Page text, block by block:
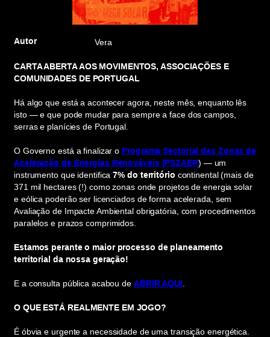
Autor Vera
CARTA ABERTA AOS MOVIMENTOS, ASSOCIAÇÕES E
COMUNIDADES DE PORTUGAL
Há algo que está a acontecer agora, neste mês, enquanto lês
isto — e que pode mudar para sempre a face dos campos,
serras e planícies de Portugal.
O Governo está a finalizar o Programa Sectorial das Zonas de
Aceleração de Energias Renováveis (PSZAER) — um
instrumento que identifica 7% do território continental (mais de
371 mil hectares (!) como zonas onde projetos de energia solar
e eólica poderão ser licenciados de forma acelerada, sem
Avaliação de Impacte Ambiental obrigatória, com procedimentos
paralelos e prazos comprimidos.
Estamos perante o maior processo de planeamento
territorial da nossa geração!
E a consulta pública acabou de ABRIR AQUI
O QUE ESTÁ REALMENTE EM JOGO?
É óbvia e urgente a necessidade de uma transição energética.